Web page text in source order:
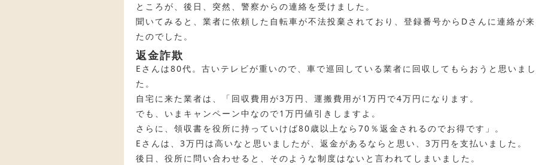
ところが、後日、突然、警察からの連絡を受けました。
聞いてみると、業者に依頼した自転車が不法投棄されており、登録番号からDさんに連絡が来
たのでした。
返金詐欺
Eさんは80代。古いテレビが重いので、車で巡回している業者に回収してもらおうと思いまし
た。
自宅に来た業者は、「回収費用が3万円、運搬費用が1万円で4万円になります。
でも、いまキャンペーン中なので1万円値引きしますよ。
さらに、領収書を役所に持っていけば80歳以上なら70％返金されるのでお得です」。
Eさんは、3万円は高いなと思いましたが、返金があるならと思い、3万円を支払いました。
後日、役所に問い合わせると、そのような制度はないと言われてしまいました。